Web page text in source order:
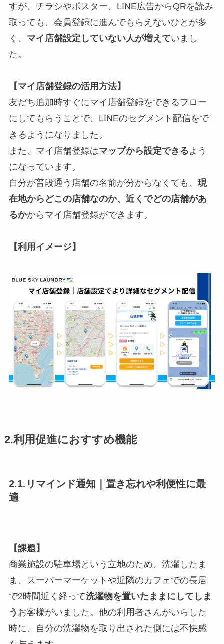
すが、チラシやポスター、LINE広告からQRを読み
取っても、会員登録に進んでもらえないひとが多
く、 マイ店舗設定していない人が増えていまし
た。
【マイ店舗登録の活用方法】
友だち追加時すぐにマイ店舗登録をできるフロー
にしてもらうことで、LINEのセグメント配信をで
きるようになりました。
また、マイ店舗登録はマップから設定できるよう
になっています。
自分が普段通う店舗の名前が分からなくても、 現
在地からどこの店舗なのか、近くでどの店舗があ
るかからマイ店舗登録ができます。
【利用イメージ】
2.利用促進におすすめ機能
2.1.リマインド通知｜置き忘れや利便性に最
適
【課題】
商業施設の駐車場という立地のため、洗濯したま
ま、スーパーマーケットや近隣のカフェでの長居
で2時間近く経って洗濯物を置いたままにしてしま
う お客様がいました。他の利用者さんがいらした
時に、自分の洗濯物を取り出された側には不快感